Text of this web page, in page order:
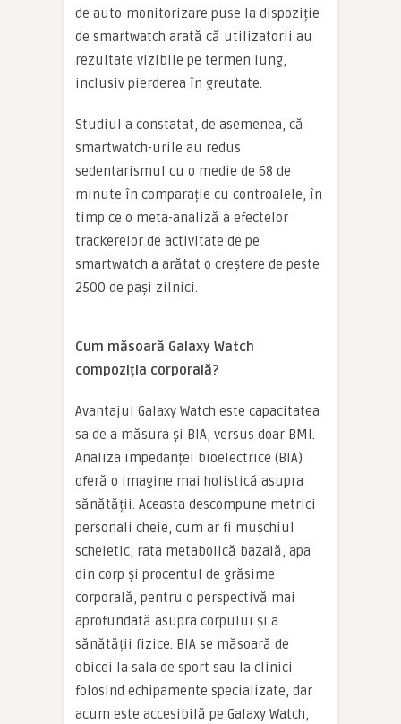
de auto-monitorizare puse la dispoziție
de smartwatch arată că utilizatorii au
rezultate vizibile pe termen lung,
inclusiv pierderea în greutate.
Studiul a constatat, de asemenea, că
smartwatch-urile au redus
sedentarismul cu o medie de 68 de
minute în comparație cu controalele, în
timp ce o meta-analiză a efectelor
trackerelor de activitate de pe
smartwatch a arătat o creștere de peste
2500 de pași zilnici.
Cum măsoară Galaxy Watch
compoziția corporală?
Avantajul Galaxy Watch este capacitatea
sa de a măsura și BIA, versus doar BMI.
Analiza impedanței bioelectrice (BIA)
oferă o imagine mai holistică asupra
sănătății. Aceasta descompune metrici
personali cheie, cum ar fi mușchiul
scheletic, rata metabolică bazală, apa
din corp și procentul de grăsime
corporală, pentru o perspectivă mai
aprofundată asupra corpului și a
sănătății fizice. BIA se măsoară de
obicei la sala de sport sau la clinici
folosind echipamente specializate, dar
acum este accesibilă pe Galaxy Watch,